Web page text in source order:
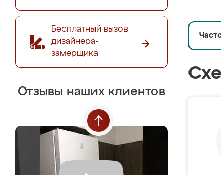
Бесплатный вызов
дизайнера-
замерщика
Отзывы наших клиентов